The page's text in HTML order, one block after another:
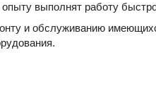
выполнят работу
и обслуживанию